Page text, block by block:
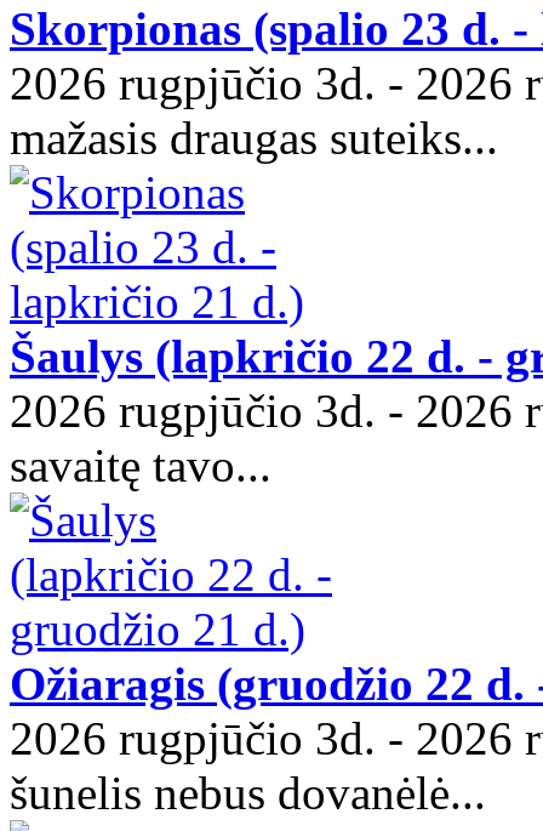
Skorpionas (spalio 23 d.
2026 rugpjūčio 3d. - 2026
mažasis draugas suteiks...
Šaulys (lapkričio 22 d. -
2026 rugpjūčio 3d. - 2026
savaitę tavo...
Ožiaragis (gruodžio 22 d.
2026 rugpjūčio 3d. - 2026
šunelis nebus dovanėlė...